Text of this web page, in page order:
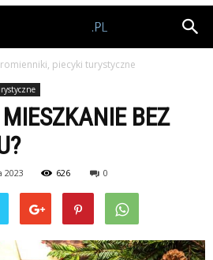
piecyki turystyczne
BEZ
2023 626 0